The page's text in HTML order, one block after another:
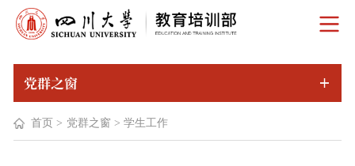
党群之窗
首页 > 党群之窗 > 学生工作